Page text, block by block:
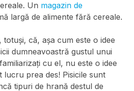
Un magazin de
largă de alimente fără cereale.
că, așa cum este o idee
dumneavoastră gustul unui
cu el, nu este o idee
lucru prea des! Pisicile sunt
tipuri de hrană destul de